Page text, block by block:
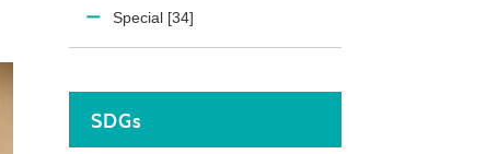
Special [34]
SDGs